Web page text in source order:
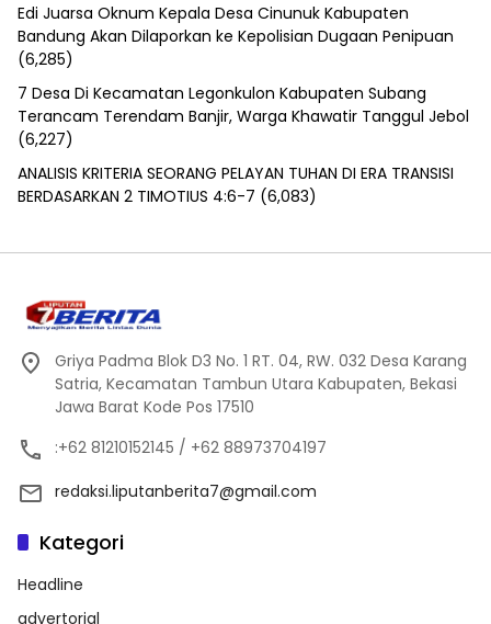
Edi Juarsa Oknum Kepala Desa Cinunuk Kabupaten
Bandung Akan Dilaporkan ke Kepolisian Dugaan Penipuan
(6,285)
7 Desa Di Kecamatan Legonkulon Kabupaten Subang
Terancam Terendam Banjir, Warga Khawatir Tanggul Jebol
(6,227)
ANALISIS KRITERIA SEORANG PELAYAN TUHAN DI ERA TRANSISI
BERDASARKAN 2 TIMOTIUS 4:6-7 (6,083)
Griya Padma Blok D3 No. 1 RT. 04, RW. 032 Desa Karang
Satria, Kecamatan Tambun Utara Kabupaten, Bekasi
Jawa Barat Kode Pos 17510
:+62 81210152145 / +62 88973704197
redaksi.liputanberita7@gmail.com
Kategori
Headline
advertorial